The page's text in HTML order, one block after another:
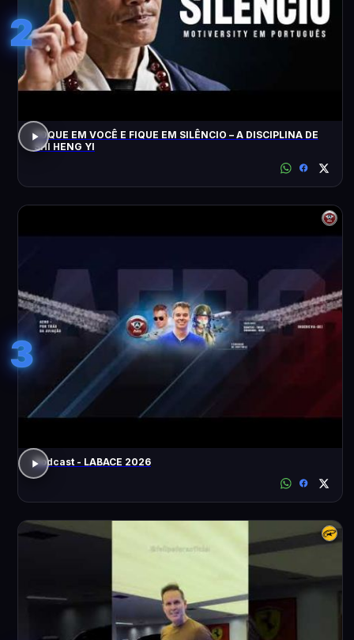
2
FOQUE EM VOCÊ E FIQUE EM SILÊNCIO – A DISCIPLINA DE
SHI HENG YI
3
Podcast - LABACE 2026